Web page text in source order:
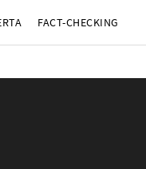
FACT-CHECKING
Nueva York (AFP)| 06/08/2026 -